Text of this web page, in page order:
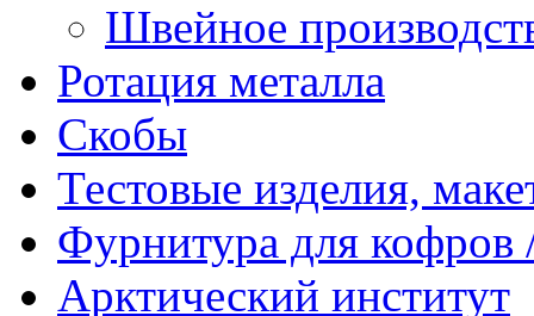
Швейное
Ротация металла
Скобы
Тестовые изделия,
Фурнитура для кофров
Арктический институт